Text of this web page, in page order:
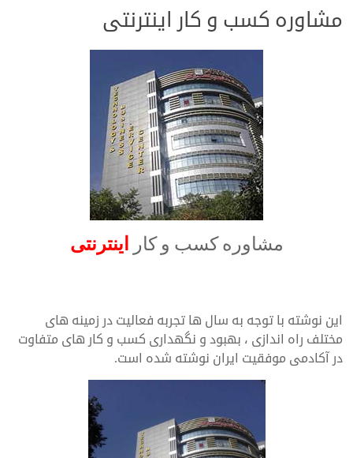
مشاوره کسب و کار اینترنتی
مشاوره کسب و کار اینترنتی
این نوشته با توجه به سال ها تجربه فعالیت در زمینه های
مختلف راه اندازی ، بهبود و نگهداری کسب و کار های متفاوت
در آکادمی موفقیت ایران نوشته شده است.